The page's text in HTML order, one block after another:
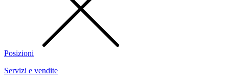
Posizioni
Servizi e vendite